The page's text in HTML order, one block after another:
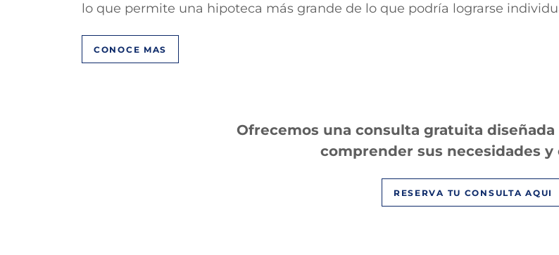
lo que permite una hipoteca más grande de lo que podría lograrse
CONOCE MAS
Ofrecemos una consulta gratuita
comprender sus necesidades y
RESERVA TU CONSULTA AQUI